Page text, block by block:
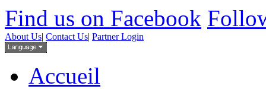
Find us on Facebook
About Us| Contact Us| Partner Login
Accueil